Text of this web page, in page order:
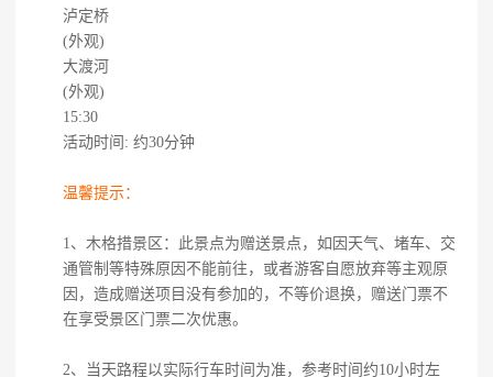
泸定桥
(外观)
大渡河
(外观)
15:30
活动时间: 约30分钟
温馨提示：
1、木格措景区：此景点为赠送景点，如因天气、堵车、交
通管制等特殊原因不能前往，或者游客自愿放弃等主观原
因，造成赠送项目没有参加的，不等价退换，赠送门票不
在享受景区门票二次优惠。
2、当天路程以实际行车时间为准，参考时间约10小时左